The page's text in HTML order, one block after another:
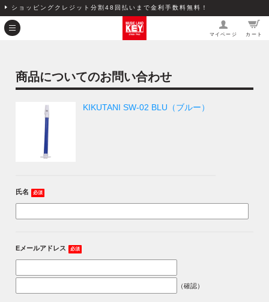
ショッピングクレジット分割48回払いまで金利手数料無料！
マイページ カート
商品についてのお問い合わせ
KIKUTANI SW-02 BLU（ブルー）
氏名 必須
Eメールアドレス 必須
（確認）